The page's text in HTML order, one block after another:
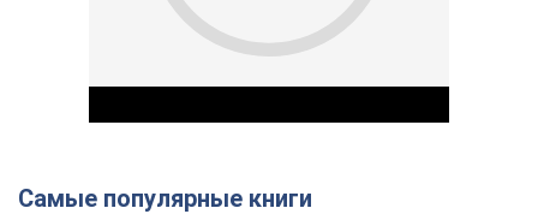
Самые популярные книги